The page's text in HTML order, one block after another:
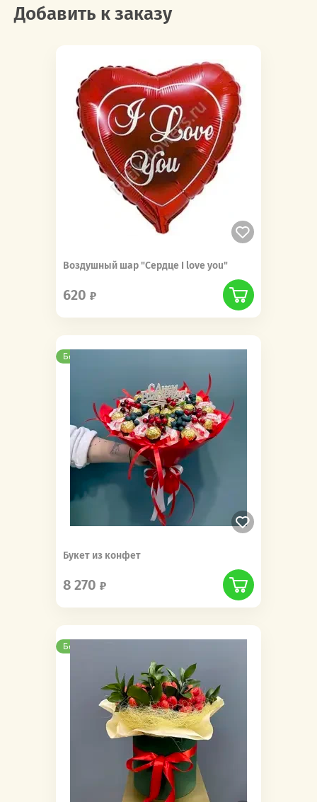
Добавить к заказу
Воздушный шар "Сердце I love you"
620
Бесплатная доставка
Букет из конфет
8 270
Бесплатная доставка